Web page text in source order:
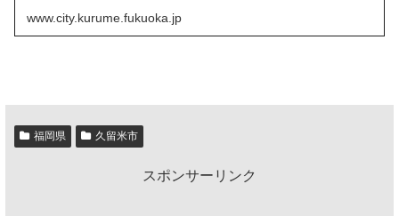
www.city.kurume.fukuoka.jp
福岡県 久留米市
スポンサーリンク